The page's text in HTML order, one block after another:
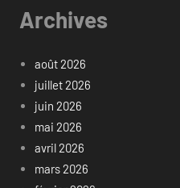
Archives
août 2026
juillet 2026
juin 2026
mai 2026
avril 2026
mars 2026